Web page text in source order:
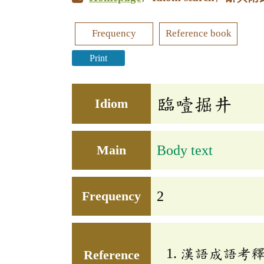
Frequency Reference book
Print
Idiom 臨噎掘井
Main Body text
Frequency 2
Reference 漢語成語考